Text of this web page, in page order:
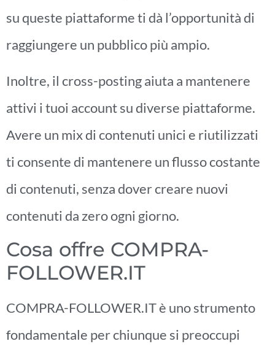
su queste piattaforme ti dà l’opportunità di
raggiungere un pubblico più ampio.
Inoltre, il cross-posting aiuta a mantenere
attivi i tuoi account su diverse piattaforme.
Avere un mix di contenuti unici e riutilizzati
ti consente di mantenere un flusso costante
di contenuti, senza dover creare nuovi
contenuti da zero ogni giorno.
Cosa offre COMPRA-
FOLLOWER.IT
COMPRA-FOLLOWER.IT è uno strumento
fondamentale per chiunque si preoccupi